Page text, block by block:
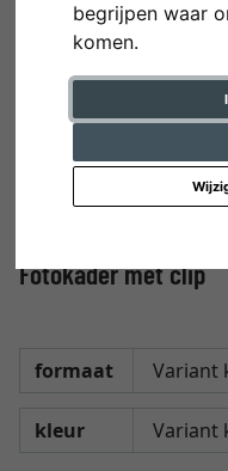
begrijpen waar
komen.
Fotokader met clip
formaat
kleur